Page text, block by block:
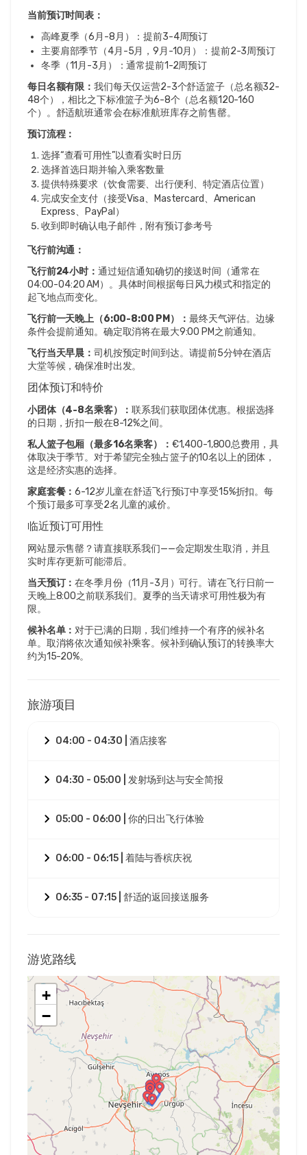
当前预订时间表：
高峰夏季（6月-8月）：提前3-4周预订
主要肩部季节（4月-5月，9月-10月）：提前2-3周预订
冬季（11月-3月）：通常提前1-2周预订
每日名额有限：我们每天仅运营2-3个舒适篮子（总名额32-
48个），相比之下标准篮子为6-8个（总名额120-160
个）。舒适航班通常会在标准航班库存之前售罄。
预订流程：
选择“查看可用性”以查看实时日历
选择首选日期并输入乘客数量
提供特殊要求（饮食需要、出行便利、特定酒店位置）
完成安全支付（接受Visa、Mastercard、American
Express、PayPal）
收到即时确认电子邮件，附有预订参考号
飞行前沟通：
飞行前24小时： 通过短信通知确切的接送时间（通常在
04:00-04:20 AM）。具体时间根据每日风力模式和指定的
起飞地点而变化。
飞行前一天晚上（6:00-8:00 PM）： 最终天气评估。边缘
条件会提前通知。确定取消将在最大9:00 PM之前通知。
飞行当天早晨：司机按预定时间到达。请提前5分钟在酒店
大堂等候，确保准时出发。
团体预订和特价
小团体（4-8名乘客）：联系我们获取团体优惠。根据选择
的日期，折扣一般在8-12%之间。
私人篮子包厢（最多16名乘客）： €1,400-1,800总费用，具
体取决于季节。对于希望完全独占篮子的10名以上的团体，
这是经济实惠的选择。
家庭套餐：6-12岁儿童在舒适飞行预订中享受15%折扣。每
个预订最多可享受2名儿童的减价。
临近预订可用性
网站显示售罄？请直接联系我们——会定期发生取消，并且
实时库存更新可能滞后。
当天预订：在冬季月份（11月-3月）可行。请在飞行日前一
天晚上8:00之前联系我们。夏季的当天请求可用性极为有
限。
候补名单：对于已满的日期，我们维持一个有序的候补名
单。取消将依次通知候补乘客。候补到确认预订的转换率大
约为15-20%。
旅游项目
04:00 - 04:30 | 酒店接客
04:30 - 05:00 | 发射场到达与安全简报
05:00 - 06:00 | 你的日出飞行体验
06:00 - 06:15 | 着陆与香槟庆祝
06:35 - 07:15 | 舒适的返回接送服务
游览路线
+
−